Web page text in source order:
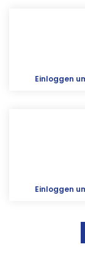
Einloggen
Einloggen